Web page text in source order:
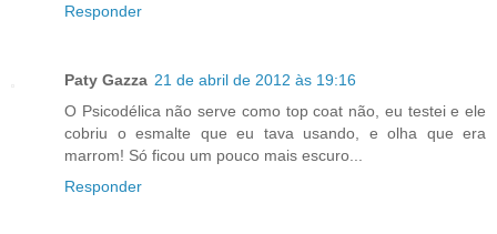
Responder
Paty Gazza 21 de abril de 2012 às 19:16
O Psicodélica não serve como top coat não, eu testei e ele
cobriu o esmalte que eu tava usando, e olha que era
marrom! Só ficou um pouco mais escuro...
Responder